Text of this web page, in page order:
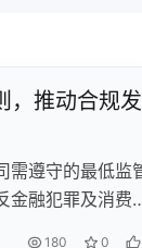
，推动合规发
需遵守的最低监
金融犯罪及消费
180 0